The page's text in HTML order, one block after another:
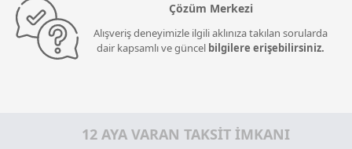
Çözüm Merkezi
Alışveriş deneyimizle ilgili aklınıza takılan sorularda
dair kapsamlı ve güncel bilgilere erişebilirsiniz.
12 AYA VARAN TAKSİT İMKANI